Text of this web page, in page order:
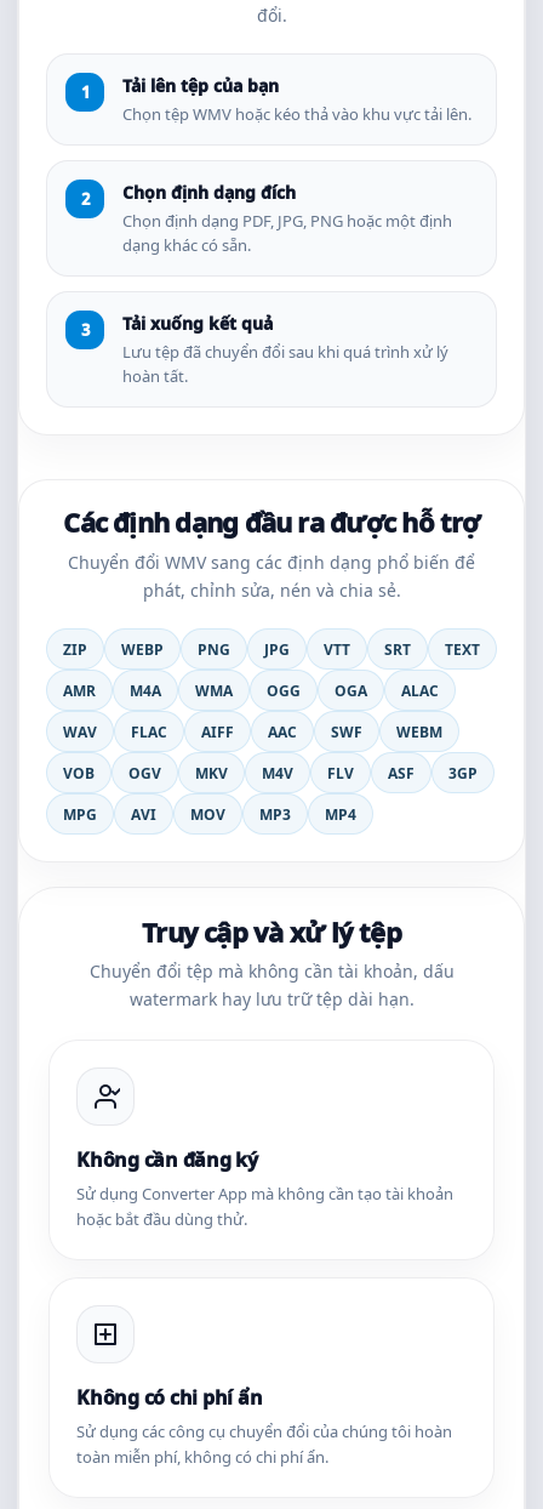
đổi.
Tải lên tệp của bạn
Chọn tệp WMV hoặc kéo thả vào khu vực tải lên.
Chọn định dạng đích
Chọn định dạng PDF, JPG, PNG hoặc một định
dạng khác có sẵn.
Tải xuống kết quả
Lưu tệp đã chuyển đổi sau khi quá trình xử lý
hoàn tất.
Các định dạng đầu ra được hỗ trợ
Chuyển đổi WMV sang các định dạng phổ biến để
phát, chỉnh sửa, nén và chia sẻ.
ZIP WEBP PNG JPG VTT SRT
TEXT
AMR
M4A WMA OGG OGA
ALAC
WAV
FLAC AIFF AAC SWF
WEBM
VOB
OGV MKV M4V FLV ASF
3GP
MPG
AVI MOV MP3 MP4
Truy cập và xử lý tệp
Chuyển đổi tệp mà không cần tài khoản, dấu
watermark hay lưu trữ tệp dài hạn.
Không cần đăng ký
Sử dụng Converter App mà không cần tạo tài khoản
hoặc bắt đầu dùng thử.
Không có chi phí ẩn
Sử dụng các công cụ chuyển đổi của chúng tôi hoàn
toàn miễn phí, không có chi phí ẩn.